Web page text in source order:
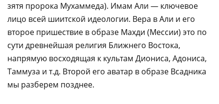
зятя пророка Мухаммеда). Имам Али — ключевое
лицо всей шиитской идеологии. Вера в Али и его
второе пришествие в образе Махди (Мессии) это по
сути древнейшая религия Ближнего Востока,
напрямую восходящая к культам Диониса, Адониса,
Таммуза и т.д. Второй его аватар в образе Всадника
мы разберем позднее.